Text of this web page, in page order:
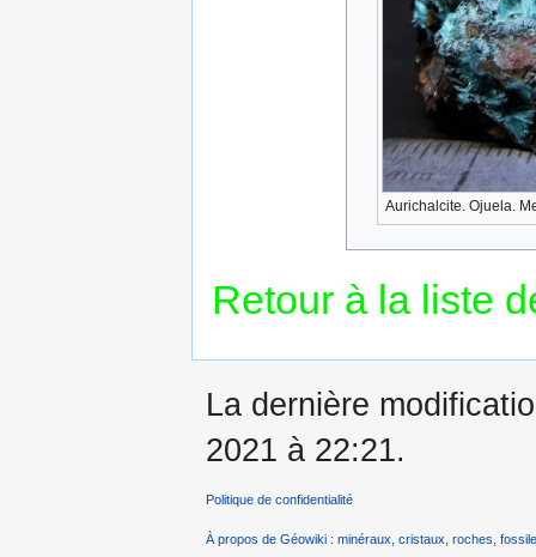
Aurichalcite. Ojuela.
Retour à la liste
La dernière
2021 à 22:21.
Politique de confidentialité
À propos de Géowiki : minéraux, cristaux, roches,